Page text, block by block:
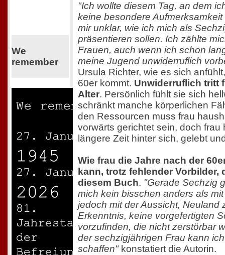
We
remember
"Ich wollte diesem Tag, an dem
keine besondere
mir unklar, wie ich mich als
präsentieren sollen. Ich zählte
Frauen, auch wenn ich schon
meine Jugend unwiderruflich
Ursula Richter, wie es sich
60er kommt. Unwiderruflich tritt
Alter. Persönlich fühlt sie sich
schränkt manche körperlichen
den Ressourcen muss frau
vorwärts gerichtet sein, doch frau
längere Zeit hinter sich, gelebt
Wie frau die Jahre nach der
kann, trotz fehlender Vorbilder,
diesem Buch. "Gerade Sechzig
mich kein bisschen anders als
jedoch mit der Aussicht, Neuland
Erkenntnis, keine vorgefertigten
vorzufinden, die nicht zerstörbar
der sechzigjährigen Frau kann
schaffen"konstatiert die Autorin.